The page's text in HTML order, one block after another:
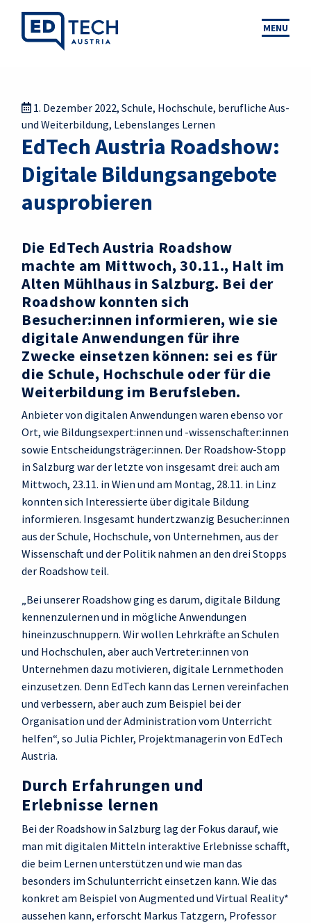
MENU
1. Dezember 2022, Schule, Hochschule, berufliche Aus-
und Weiterbildung, Lebenslanges Lernen
EdTech Austria Roadshow:
Digitale Bildungsangebote
ausprobieren
Die EdTech Austria Roadshow
machte am Mittwoch, 30.11., Halt im
Alten Mühlhaus in Salzburg. Bei der
Roadshow konnten sich
Besucher:innen informieren, wie sie
digitale Anwendungen für ihre
Zwecke einsetzen können: sei es für
die Schule, Hochschule oder für die
Weiterbildung im Berufsleben.
Anbieter von digitalen Anwendungen waren ebenso vor
Ort, wie Bildungsexpert:innen und -wissenschafter:innen
sowie Entscheidungsträger:innen. Der Roadshow-Stopp
in Salzburg war der letzte von insgesamt drei: auch am
Mittwoch, 23.11. in Wien und am Montag, 28.11. in Linz
konnten sich Interessierte über digitale Bildung
informieren. Insgesamt hundertzwanzig Besucher:innen
aus der Schule, Hochschule, von Unternehmen, aus der
Wissenschaft und der Politik nahmen an den drei Stopps
der Roadshow teil.
„Bei unserer Roadshow ging es darum, digitale Bildung
kennenzulernen und in mögliche Anwendungen
hineinzuschnuppern. Wir wollen Lehrkräfte an Schulen
und Hochschulen, aber auch Vertreter:innen von
Unternehmen dazu motivieren, digitale Lernmethoden
einzusetzen. Denn EdTech kann das Lernen vereinfachen
und verbessern, aber auch zum Beispiel bei der
Organisation und der Administration vom Unterricht
helfen“, so Julia Pichler, Projektmanagerin von EdTech
Austria.
Durch Erfahrungen und
Erlebnisse lernen
Bei der Roadshow in Salzburg lag der Fokus darauf, wie
man mit digitalen Mitteln interaktive Erlebnisse schafft,
die beim Lernen unterstützen und wie man das
besonders im Schulunterricht einsetzen kann. Wie das
konkret am Beispiel von Augmented und Virtual Reality*
aussehen kann, erforscht Markus Tatzgern, Professor